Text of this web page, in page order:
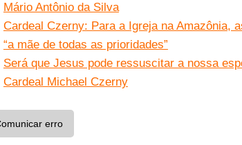
Mário Antônio da Silva
Cardeal Czerny: Para a Igreja na Amazônia,
“a mãe de todas as prioridades”
Será que Jesus pode ressuscitar a nossa
Cardeal Michael Czerny
erro